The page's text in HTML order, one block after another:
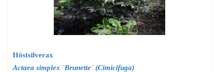
Höstsilverax
Actaea simplex `Brunette´ (Cimicifuga)